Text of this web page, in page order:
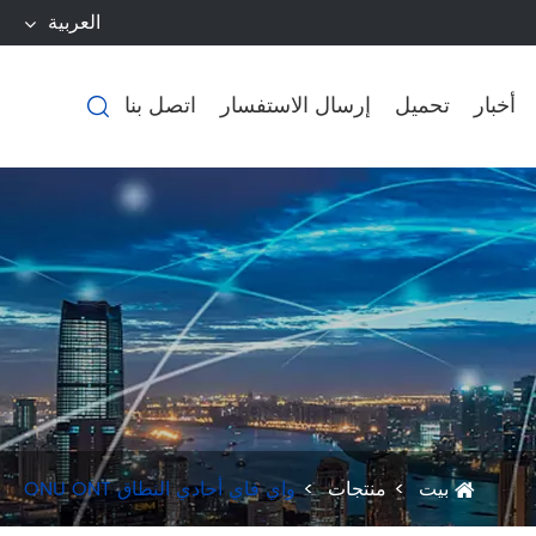
العربية
أخبار تحميل إرسال الاستفسار اتصل بنا 
بيت منتجات واي فاي أحادي النطاق ONU ONT